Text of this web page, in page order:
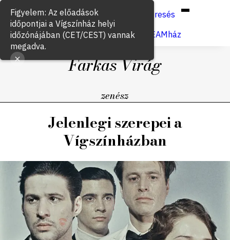
Keresés
Jegyvásárlás
VígSTREAMház
Farkas Virág
zenész
Jelenlegi szerepei a
Vígszínházban
Figyelem: Az előadások
időpontjai a Vígszínház helyi
időzónájában (CET/CEST) vannak
megadva.